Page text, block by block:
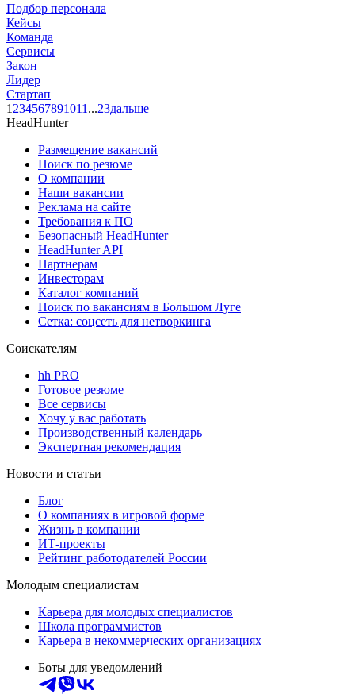
Подбор персонала
Кейсы
Команда
Сервисы
Закон
Лидер
Стартап
1 234567891011 ...23дальше
HeadHunter
Размещение вакансий
Поиск по резюме
О компании
Наши вакансии
Реклама на сайте
Требования к ПО
Безопасный HeadHunter
HeadHunter API
Партнерам
Инвесторам
Каталог компаний
Поиск по вакансиям в Большом Луге
Сетка: соцсеть для нетворкинга
Соискателям
hh PRO
Готовое резюме
Все сервисы
Хочу у вас работать
Производственный календарь
Экспертная рекомендация
Новости и статьи
Блог
О компаниях в игровой форме
Жизнь в компании
ИТ-проекты
Рейтинг работодателей России
Молодым специалистам
Карьера для молодых специалистов
Школа программистов
Карьера в некоммерческих организациях
Боты для уведомлений